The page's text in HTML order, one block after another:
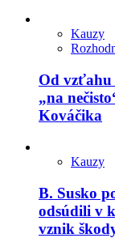
Kauzy
Od vzťahu
„na
Kováčika
Kauzy
B. Susko
odsúdili v
vznik